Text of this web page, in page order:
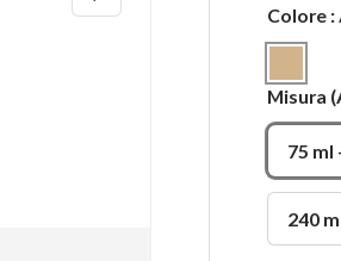
Misura
75 ml
240
Colore :
Avana